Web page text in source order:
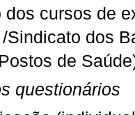
dos cursos de
/Sindicato dos
de
questionários